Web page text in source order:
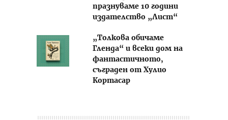
празнуваме 10 години
издателство „Лист“
„Толкова обичаме
Гленда“ и всеки дом на
фантастичното,
съграден от Хулио
Кортасар